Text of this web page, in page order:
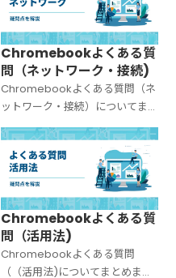
Chromebookよくある質
問（ネットワーク・接続)
Chromebookよくある質問（ネ
ットワーク・接続）についてま
とめました。
Chromebookよくある質
問（活用法)
Chromebookよくある質問
（（活用法)についてまとめまし